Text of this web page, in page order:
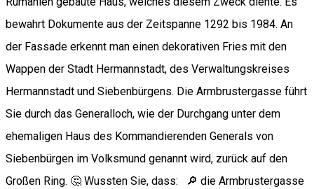
bewahrt Dokumente aus der Zeitspanne 1292 bis 1984. An
der Fassade erkennt man einen dekorativen Fries mit den
Wappen der Stadt Hermannstadt, des Verwaltungskreises
Hermannstadt und Siebenbürgens. Die Armbrustergasse führt
Sie durch das Generalloch, wie der Durchgang unter dem
ehemaligen Haus des Kommandierenden Generals von
Siebenbürgen im Volksmund genannt wird, zurück auf den
Großen Ring. 🤔 Wussten Sie, dass: 🔎 die Armbrustergasse